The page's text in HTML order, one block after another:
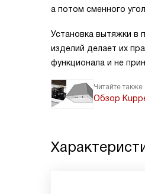
а потом сменного
Установка вытяжки в
изделий делает их
функционала и не
Читайте также
Обзор